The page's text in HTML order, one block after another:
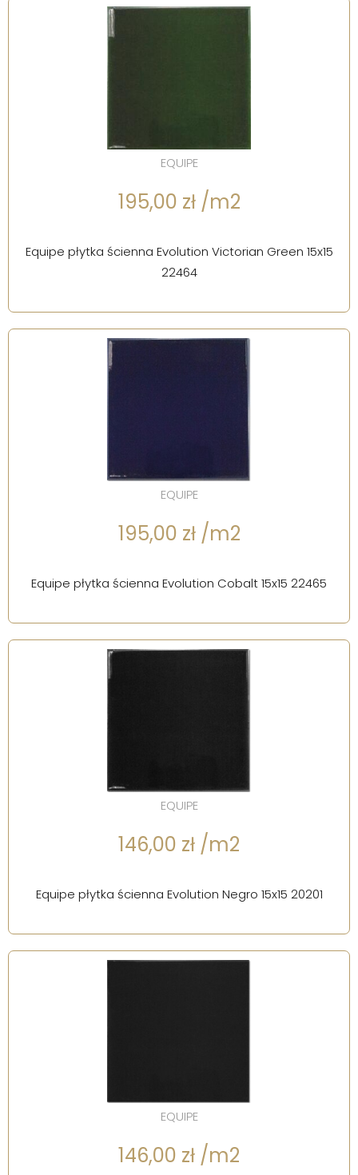
EQUIPE
195,00 zł /m2
Equipe płytka ścienna Evolution Victorian Green 15x15
22464
EQUIPE
195,00 zł /m2
Equipe płytka ścienna Evolution Cobalt 15x15 22465
EQUIPE
146,00 zł /m2
Equipe płytka ścienna Evolution Negro 15x15 20201
EQUIPE
146,00 zł /m2